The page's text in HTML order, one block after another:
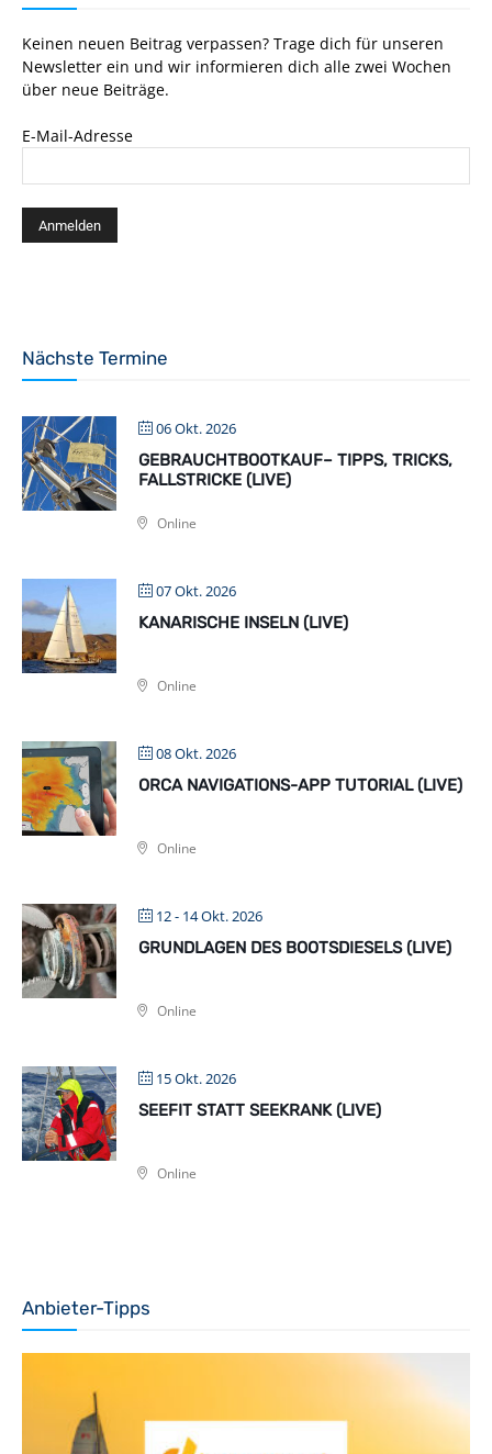
Keinen neuen Beitrag verpassen? Trage dich für unseren
Newsletter ein und wir informieren dich alle zwei Wochen
über neue Beiträge.
E-Mail-Adresse
Nächste Termine
06 Okt. 2026
GEBRAUCHTBOOTKAUF– TIPPS, TRICKS,
FALLSTRICKE (LIVE)
Online
07 Okt. 2026
KANARISCHE INSELN (LIVE)
Online
08 Okt. 2026
ORCA NAVIGATIONS-APP TUTORIAL (LIVE)
Online
12 - 14 Okt. 2026
GRUNDLAGEN DES BOOTSDIESELS (LIVE)
Online
15 Okt. 2026
SEEFIT STATT SEEKRANK (LIVE)
Online
Anbieter-Tipps